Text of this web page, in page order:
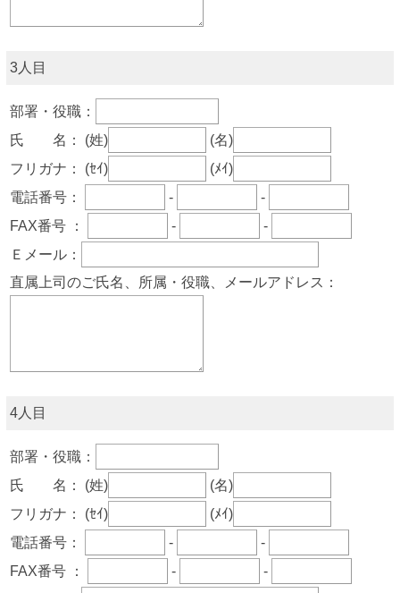
3人目
部署・役職：
氏 名：
(姓)
(名)
フリガナ：
(ｾｲ)
(ﾒｲ)
電話番号：
-
-
FAX番号 ：
-
-
Ｅメール：
直属上司のご氏名、所属・役職、メールアドレス：
4人目
部署・役職：
氏 名：
(姓)
(名)
フリガナ：
(ｾｲ)
(ﾒｲ)
電話番号：
-
-
FAX番号 ：
-
-